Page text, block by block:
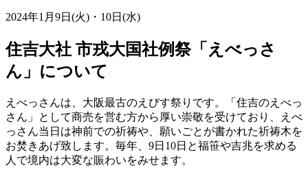
2024年1月9日(火)・10日(水)
住吉大社 市戎大国社例祭「えべっさ
ん」について
えべっさんは、大阪最古のえびす祭りです。「住吉のえべっ
さん」として商売を営む方から厚い崇敬を受けており、えべ
っさん当日は神前での祈祷や、願いごとが書かれた祈祷木を
お焚きあげ致します。毎年、9日10日と福笹や吉兆を求める
人で境内は大変な賑わいをみせます。